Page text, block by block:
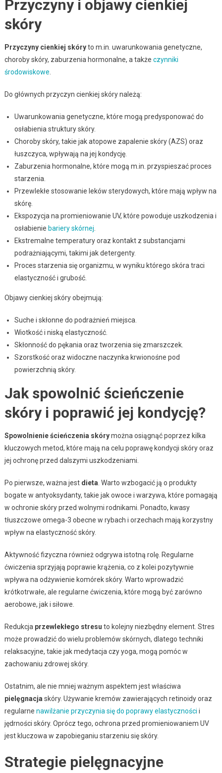
Przyczyny i objawy cienkiej
skóry
Przyczyny cienkiej skóryto m.in. uwarunkowania genetyczne,
choroby skóry, zaburzenia hormonalne, a także czynniki
środowiskowe
Do głównych przyczyn cienkiej skóry należą:
Uwarunkowania genetyczne, które mogą predysponować do
osłabienia struktury skóry.
Choroby skóry, takie jak atopowe zapalenie skóry (AZS) oraz
łuszczyca, wpływają na jej kondycję.
Zaburzenia hormonalne, które mogą m.in. przyspieszać proces
starzenia.
Przewlekłe stosowanie leków sterydowych, które mają wpływ na
skórę.
Ekspozycja na promieniowanie UV, które powoduje uszkodzenia i
osłabienie bariery skórnej
Ekstremalne temperatury oraz kontakt z substancjami
podrażniającymi, takimi jak detergenty.
Proces starzenia się organizmu, w wyniku którego skóra traci
elastyczność i grubość.
Objawy cienkiej skóry obejmują:
Suche i skłonne do podrażnień miejsca.
Wiotkość i niską elastyczność.
Skłonność do pękania oraz tworzenia się zmarszczek.
Szorstkość oraz widoczne naczynka krwionośne pod
powierzchnią skóry.
Jak spowolnić ścieńczenie
skóry i poprawić jej kondycję?
Spowolnienie ścieńczenia skórymożna osiągnąć poprzez kilka
kluczowych metod, które mają na celu poprawę kondycji skóry oraz
jej ochronę przed dalszymi uszkodzeniami.
Po pierwsze, ważna jest dieta . Warto wzbogacić ją o produkty
bogate w antyoksydanty, takie jak owoce i warzywa, które pomagają
w ochronie skóry przed wolnymi rodnikami. Ponadto, kwasy
tłuszczowe omega-3 obecne w rybach i orzechach mają korzystny
wpływ na elastyczność skóry.
Aktywność fizyczna również odgrywa istotną rolę. Regularne
ćwiczenia sprzyjają poprawie krążenia, co z kolei pozytywnie
wpływa na odżywienie komórek skóry. Warto wprowadzić
krótkotrwałe, ale regularne ćwiczenia, które mogą być zarówno
aerobowe, jak i siłowe.
Redukcja przewlekłego stresu to kolejny niezbędny element. Stres
może prowadzić do wielu problemów skórnych, dlatego techniki
relaksacyjne, takie jak medytacja czy yoga, mogą pomóc w
zachowaniu zdrowej skóry.
Ostatnim, ale nie mniej ważnym aspektem jest właściwa
pielęgnacja skóry. Używanie kremów zawierających retinoidy oraz
regularne nawilżanie przyczynia się do poprawy elastyczności i
jędrności skóry. Oprócz tego, ochrona przed promieniowaniem UV
jest kluczowa w zapobieganiu starzeniu się skóry.
Strategie pielęgnacyjne